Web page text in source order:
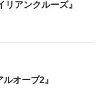
アンクルーズ』
オーブ2』